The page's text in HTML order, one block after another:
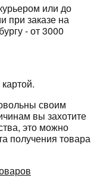
или до
при заказе на
- от 3000
своим
вы захотите
это можно
получения товара